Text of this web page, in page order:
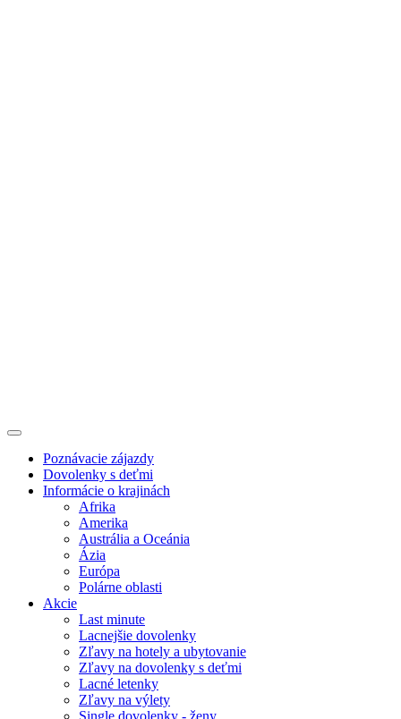
Poznávacie zájazdy
Dovolenky s deťmi
Informácie o krajinách
Afrika
Amerika
Austrália a Oceánia
Ázia
Európa
Polárne oblasti
Akcie
Last minute
Lacnejšie dovolenky
Zľavy na hotely a ubytovanie
Zľavy na dovolenky s deťmi
Lacné letenky
Zľavy na výlety
Single dovolenky - ženy